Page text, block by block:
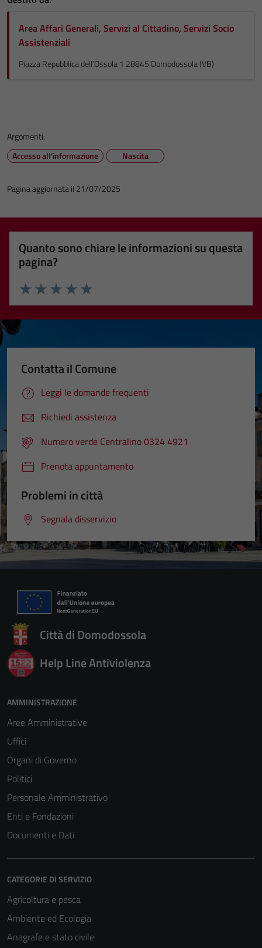
Area Affari Generali, Servizi al Cittadino, Servizi Socio
Assistenziali
Piazza Repubblica dell'Ossola 1 28845 Domodossola (VB)
Argomenti:
Accesso all'informazione
Nascita
Pagina aggiornata il 21/07/2025
Quanto sono chiare le informazioni su questa
pagina?
Valuta 5 stelle su 5
Valuta 4 stelle su 5
Valuta 3 stelle su 5
Valuta 2 stelle su 5
Valuta 1 stelle su 5
Contatta il Comune
Leggi le domande frequenti
Richiedi assistenza
Numero verde Centralino 0324 4921
Prenota appuntamento
Problemi in città
Segnala disservizio
Città di Domodossola
Help Line Antiviolenza
AMMINISTRAZIONE
Aree Amministrative
Uffici
Organi di Governo
Politici
Personale Amministrativo
Enti e Fondazioni
Documenti e Dati
CATEGORIE DI SERVIZIO
Agricoltura e pesca
Ambiente ed Ecologia
Anagrafe e stato civile
sono necessari